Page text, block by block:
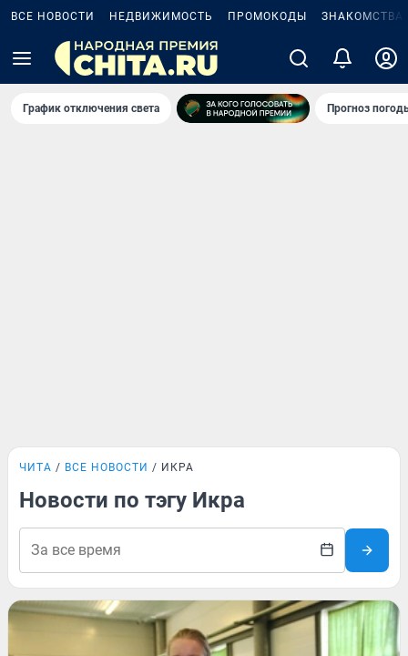
ВСЕ НОВОСТИ НЕДВИЖИМОСТЬ ПРОМОКОДЫ ЗНАКОМСТВА
График отключения света Прогноз
ЧИТА ВСЕ НОВОСТИ ИКРА
Новости по тэгу Икра